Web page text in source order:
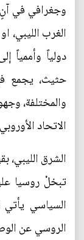
وجغرافي في
الغرب الليبي،
دولياً وأممياً
حثيث، يجمع
والمختلفة،
الاتحاد
الشرق الليبي،
تبخلْ روسيا
السياسي
الروسي عن